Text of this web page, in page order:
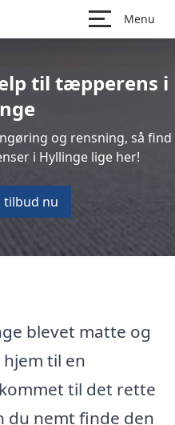
Menu
til tæpperens i
og rensning, så find
i Hyllinge lige her!
tilbud nu
blevet matte og
til en
til det rette
du nemt finde den